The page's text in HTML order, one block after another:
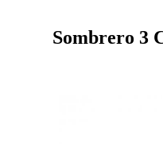
Sombrero 3